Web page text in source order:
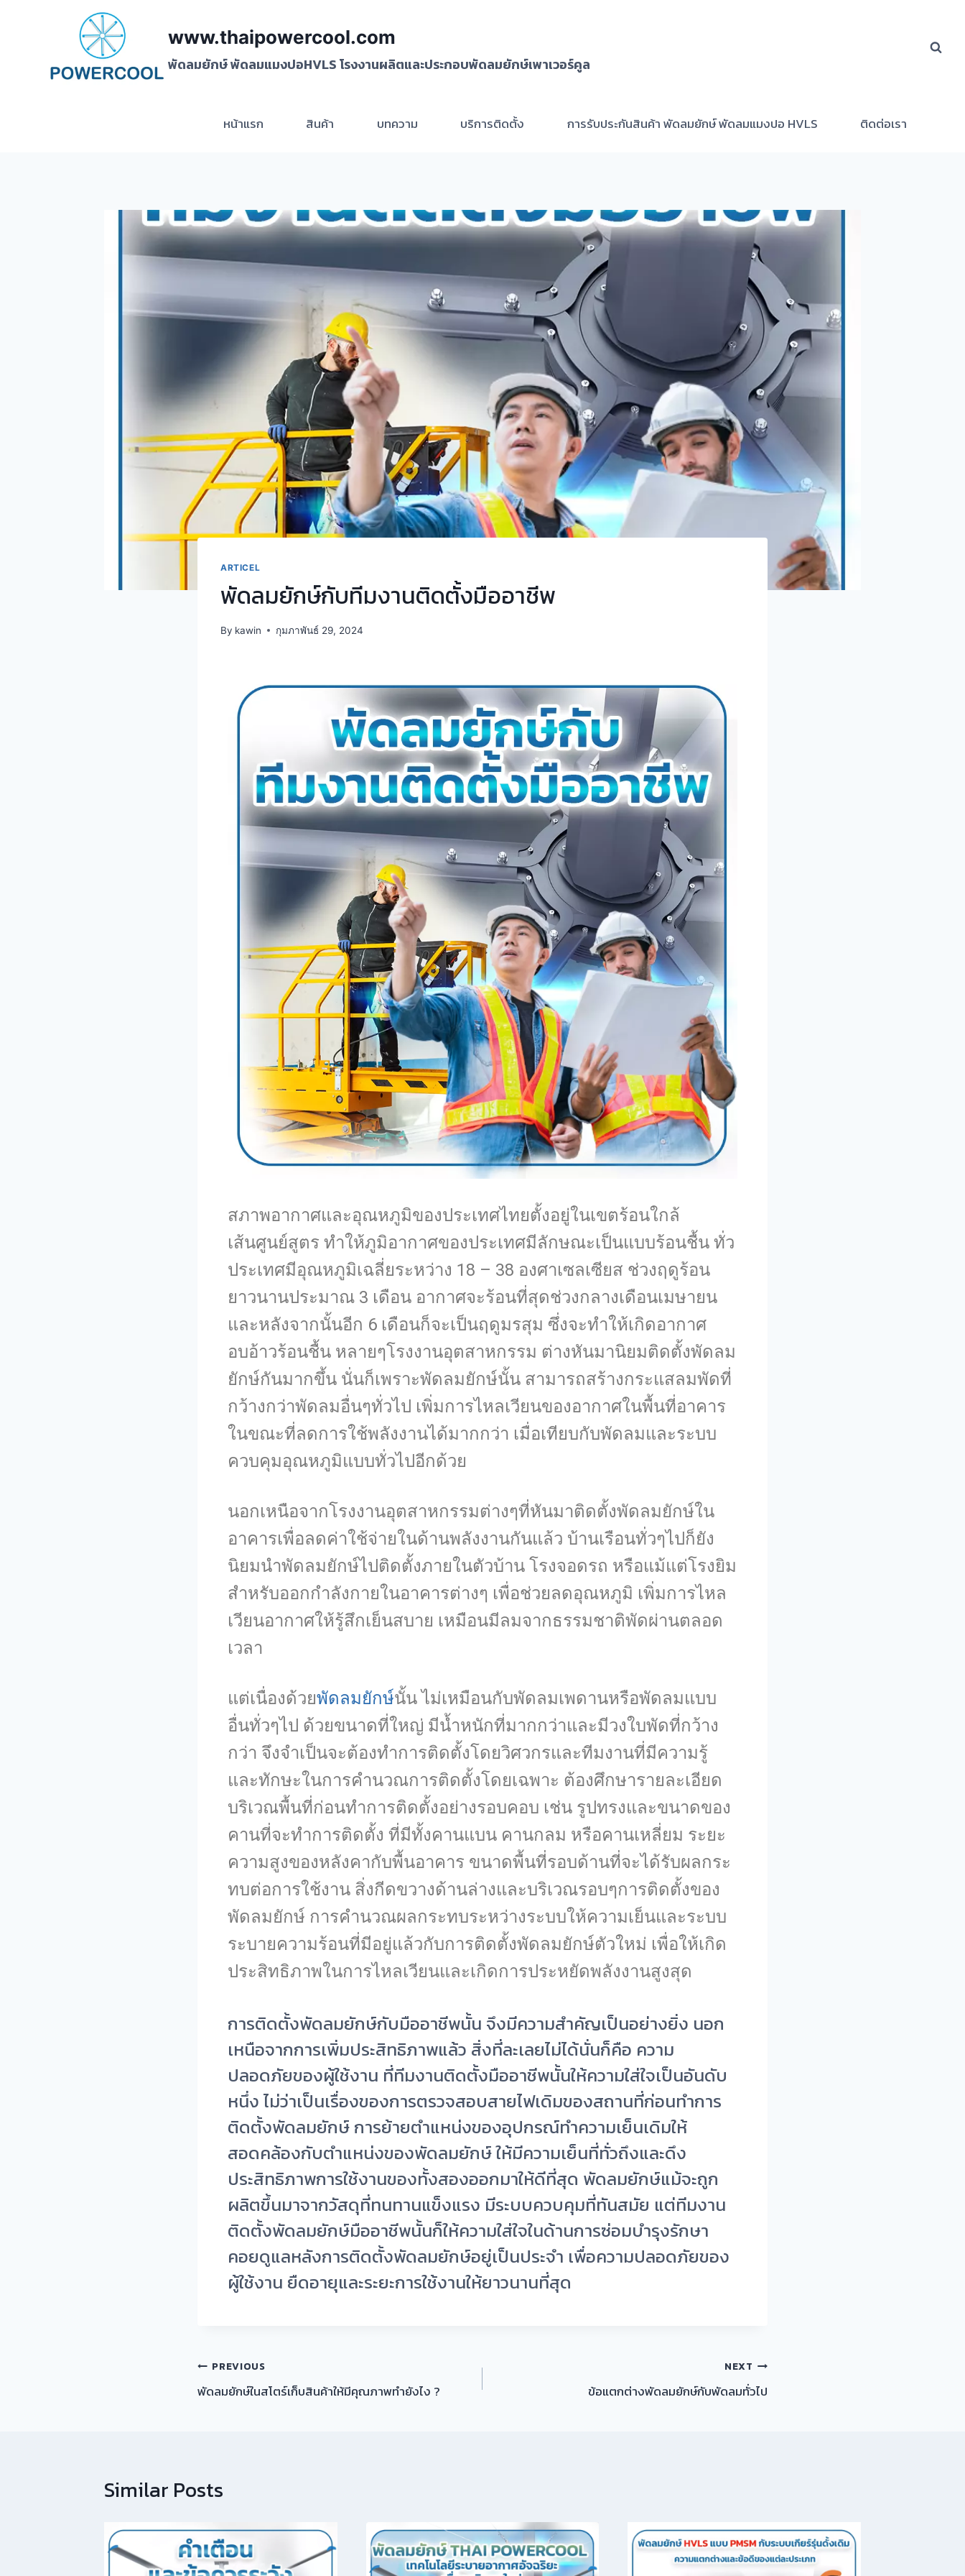
www.thaipowercool.com
พัดลมยักษ์ พัดลมแมงปอHVLS โรงงานผลิตและประกอบพัดลมยักษ์เพาเวอร์คูล
หน้าแรก สินค้า บทความ บริการติดตั้ง การรับประกันสินค้า พัดลมยักษ์ พัดลมแมงปอ HVLS ติดต่อเรา
ARTICEL
พัดลมยักษ์กับทีมงานติดตั้งมืออาชีพ
By kawin กุมภาพันธ์ 29, 2024
สภาพอากาศและอุณหภูมิของประเทศไทยตั้งอยู่ในเขตร้อนใกล้
เส้นศูนย์สูตร ทำให้ภูมิอากาศของประเทศมีลักษณะเป็นแบบร้อนชื้น ทั่ว
ประเทศมีอุณหภูมิเฉลี่ยระหว่าง 18 – 38 องศาเซลเซียส ช่วงฤดูร้อน
ยาวนานประมาณ 3 เดือน อากาศจะร้อนที่สุดช่วงกลางเดือนเมษายน
และหลังจากนั้นอีก 6 เดือนก็จะเป็นฤดูมรสุม ซึ่งจะทำให้เกิดอากาศ
อบอ้าวร้อนชื้น หลายๆโรงงานอุตสาหกรรม ต่างหันมานิยมติดตั้งพัดลม
ยักษ์กันมากขึ้น นั่นก็เพราะพัดลมยักษ์นั้น สามารถสร้างกระแสลมพัดที่
กว้างกว่าพัดลมอื่นๆทั่วไป เพิ่มการไหลเวียนของอากาศในพื้นที่อาคาร
ในขณะที่ลดการใช้พลังงานได้มากกว่า เมื่อเทียบกับพัดลมและระบบ
ควบคุมอุณหภูมิแบบทั่วไปอีกด้วย
นอกเหนือจากโรงงานอุตสาหกรรมต่างๆที่หันมาติดตั้งพัดลมยักษ์ใน
อาคารเพื่อลดค่าใช้จ่ายในด้านพลังงานกันแล้ว บ้านเรือนทั่วๆไปก็ยัง
นิยมนำพัดลมยักษ์ไปติดตั้งภายในตัวบ้าน โรงจอดรถ หรือแม้แต่โรงยิม
สำหรับออกกำลังกายในอาคารต่างๆ เพื่อช่วยลดอุณหภูมิ เพิ่มการไหล
เวียนอากาศให้รู้สึกเย็นสบาย เหมือนมีลมจากธรรมชาติพัดผ่านตลอด
เวลา
แต่เนื่องด้วยพัดลมยักษ์นั้น ไม่เหมือนกับพัดลมเพดานหรือพัดลมแบบ
อื่นทั่วๆไป ด้วยขนาดที่ใหญ่ มีน้ำหนักที่มากกว่าและมีวงใบพัดที่กว้าง
กว่า จึงจำเป็นจะต้องทำการติดตั้งโดยวิศวกรและทีมงานที่มีความรู้
และทักษะในการคำนวณการติดตั้งโดยเฉพาะ ต้องศึกษารายละเอียด
บริเวณพื้นที่ก่อนทำการติดตั้งอย่างรอบคอบ เช่น รูปทรงและขนาดของ
คานที่จะทำการติดตั้ง ที่มีทั้งคานแบน คานกลม หรือคานเหลี่ยม ระยะ
ความสูงของหลังคากับพื้นอาคาร ขนาดพื้นที่รอบด้านที่จะได้รับผลกระ
ทบต่อการใช้งาน สิ่งกีดขวางด้านล่างและบริเวณรอบๆการติดตั้งของ
พัดลมยักษ์ การคำนวณผลกระทบระหว่างระบบให้ความเย็นและระบบ
ระบายความร้อนที่มีอยู่แล้วกับการติดตั้งพัดลมยักษ์ตัวใหม่ เพื่อให้เกิด
ประสิทธิภาพในการไหลเวียนและเกิดการประหยัดพลังงานสูงสุด
การติดตั้งพัดลมยักษ์กับมืออาชีพนั้น จึงมีความสำคัญเป็นอย่างยิ่ง นอก
เหนือจากการเพิ่มประสิทธิภาพแล้ว สิ่งที่ละเลยไม่ได้นั่นก็คือ ความ
ปลอดภัยของผู้ใช้งาน ที่ทีมงานติดตั้งมืออาชีพนั้นให้ความใส่ใจเป็นอันดับ
หนึ่ง ไม่ว่าเป็นเรื่องของการตรวจสอบสายไฟเดิมของสถานที่ก่อนทำการ
ติดตั้งพัดลมยักษ์ การย้ายตำแหน่งของอุปกรณ์ทำความเย็นเดิมให้
สอดคล้องกับตำแหน่งของพัดลมยักษ์ ให้มีความเย็นที่ทั่วถึงและดึง
ประสิทธิภาพการใช้งานของทั้งสองออกมาให้ดีที่สุด พัดลมยักษ์แม้จะถูก
ผลิตขึ้นมาจากวัสดุที่ทนทานแข็งแรง มีระบบควบคุมที่ทันสมัย แต่ทีมงาน
ติดตั้งพัดลมยักษ์มืออาชีพนั้นก็ให้ความใส่ใจในด้านการซ่อมบำรุงรักษา
คอยดูแลหลังการติดตั้งพัดลมยักษ์อยู่เป็นประจำ เพื่อความปลอดภัยของ
ผู้ใช้งาน ยืดอายุและระยะการใช้งานให้ยาวนานที่สุด
PREVIOUS
พัดลมยักษ์ในสโตร์เก็บสินค้าให้มีคุณภาพทำยังไง ?
NEXT
ข้อแตกต่างพัดลมยักษ์กับพัดลมทั่วไป
Similar Posts